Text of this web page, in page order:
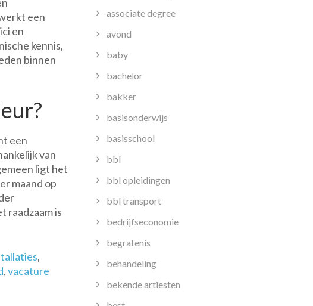
een
en
kennis,
binnen
een
van
ligt het
maand op
raadzaam is
,
,vacature
associate degree
avond
baby
bachelor
bakker
basisonderwijs
basisschool
bbl
bbl opleidingen
bbl transport
bedrijfseconomie
begrafenis
behandeling
bekende artiesten